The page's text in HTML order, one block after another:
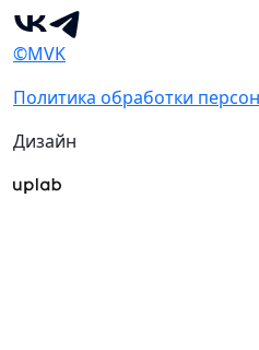
©MVK
Политика обработки
Дизайн